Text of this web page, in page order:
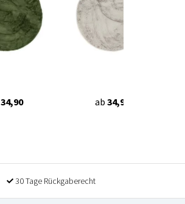
34,90 ab 34,90
30 Tage Rückgaberecht